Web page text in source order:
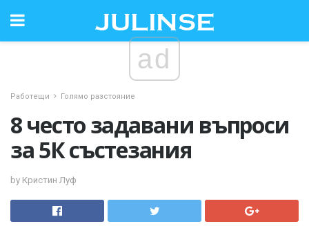
ad
Работещи Голямо разстояние
8 често задавани въпроси
за 5К състезания
by Кристин Луф